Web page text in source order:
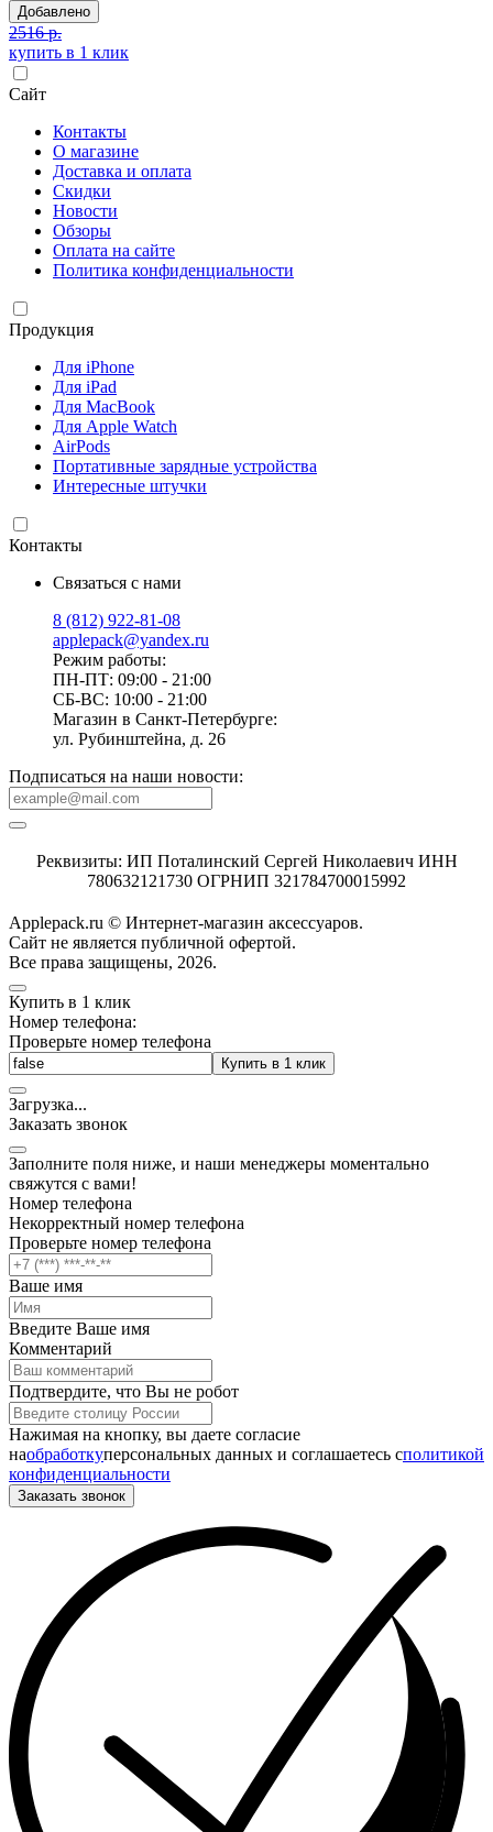
Добавлено
2516 р.
купить в 1 клик
Сайт
Контакты
О магазине
Доставка и оплата
Скидки
Новости
Обзоры
Оплата на сайте
Политика конфиденциальности
Продукция
Для iPhone
Для iPad
Для MacBook
Для Apple Watch
AirPods
Портативные зарядные устройства
Интересные штучки
Контакты
Связаться с нами
8 (812) 922-81-08
applepack@yandex.ru
Режим работы:
ПН-ПТ: 09:00 - 21:00
СБ-ВС: 10:00 - 21:00
Магазин в Санкт-Петербурге:
ул. Рубинштейна, д. 26
Подписаться на наши новости:
Реквизиты: ИП Поталинский Сергей Николаевич ИНН
780632121730 ОГРНИП 321784700015992
Applepack.ru © Интернет-магазин аксессуаров.
Cайт не является публичной офертой.
Все права защищены, 2026.
Купить в 1 клик
Номер телефона:
Проверьте номер телефона
Купить в 1 клик
Загрузка...
Заказать звонок
Заполните поля ниже, и наши менеджеры моментально
свяжутся с вами!
Номер телефона
Некорректный номер телефона
Проверьте номер телефона
Ваше имя
Введите Ваше имя
Комментарий
Подтвердите, что Вы не робот
Нажимая на кнопку, вы даете согласие
наобработкуперсональных данных и соглашаетесь cполитикой
конфиденциальности
Заказать звонок